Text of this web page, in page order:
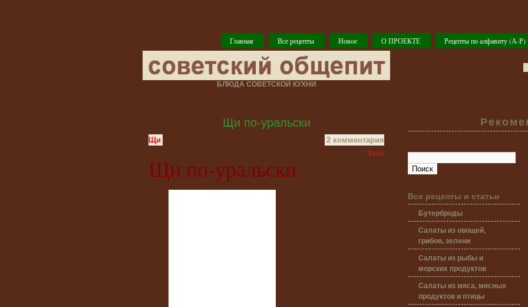
Главная Все рецепты Новое О ПРОЕКТЕ Рецепты по алфавиту (А-Р)
БЛЮДА СОВЕТСКОЙ КУХНИ
Щи по-уральски
Щи 2 комментария
Tweet
Щи по-уральски
Все рецепты и статьи
Бутерброды
Салаты из овощей,
грибов, зелени
Салаты из рыбы и
морских продуктов
Салаты из мяса, мясных
продуктов и птицы